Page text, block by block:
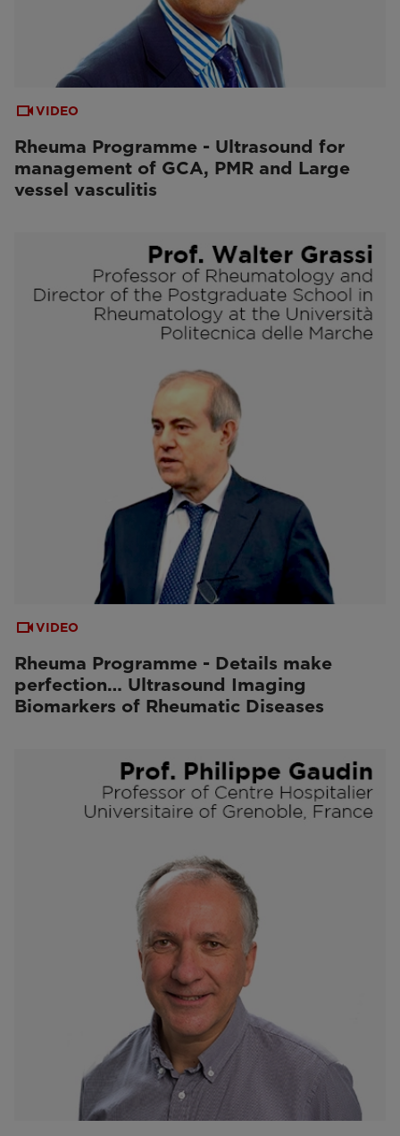
VIDEO
Rheuma Programme - Ultrasound for
management of GCA, PMR and Large
vessel vasculitis
VIDEO
Rheuma Programme - Details make
perfection… Ultrasound Imaging
Biomarkers of Rheumatic Diseases